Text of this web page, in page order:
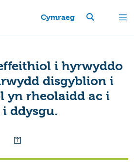
Cymraeg
i hyrwyddo
disgyblion i
yn rheolaidd ac i
ddysgu.